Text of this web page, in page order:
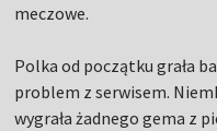
meczowe.
Polka od początku grała
problem z serwisem.
wygrała żadnego gema z